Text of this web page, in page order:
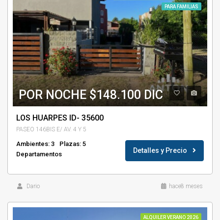
PARA FAMILIAS
POR NOCHE $148.100 DIC
LOS HUARPES ID- 35600
PASEO 146BIS E/ AV. 4 Y 5
Ambientes: 3
Plazas: 5
Departamentos
Detalles y Precio
Dario hace8 meses
ALQUILER VERANO 2026